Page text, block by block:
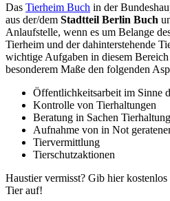
Das Tierheim Buch in der
aus der/dem Stadtteil Berlin Buch
Anlaufstelle, wenn es um Belange
Tierheim und der dahinterstehende
wichtige Aufgaben in diesem
besonderem Maße den folgenden
Öffentlichkeitsarbeit im Sinne
Kontrolle von Tierhaltungen
Beratung in Sachen Tierhaltung
Aufnahme von in Not
Tiervermittlung
Tierschutzaktionen
Haustier vermisst? Gib hier
Tier auf!